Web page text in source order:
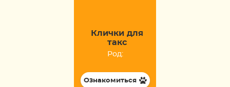
Клички для
такс
Род:
Ознакомиться